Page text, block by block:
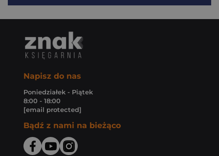
Napisz do nas
Poniedziałek - Piątek
8:00 - 18:00
[email protected]
Bądź z nami na bieżąco